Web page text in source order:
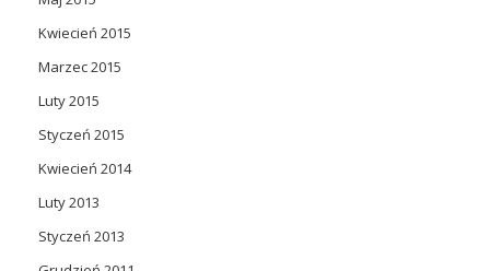
Kwiecień 2015
Marzec 2015
Luty 2015
Styczeń 2015
Kwiecień 2014
Luty 2013
Styczeń 2013